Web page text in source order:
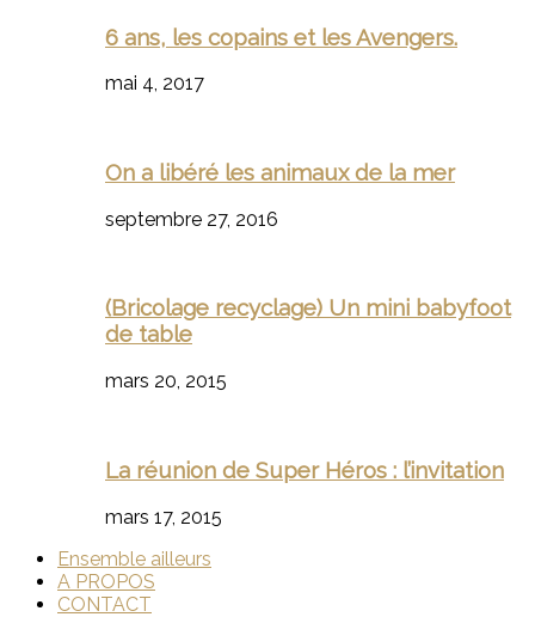
6 ans, les copains et les Avengers.
mai 4, 2017
On a libéré les animaux de la mer
septembre 27, 2016
(Bricolage recyclage) Un mini babyfoot
de table
mars 20, 2015
La réunion de Super Héros : l’invitation
mars 17, 2015
Ensemble ailleurs
A PROPOS
CONTACT